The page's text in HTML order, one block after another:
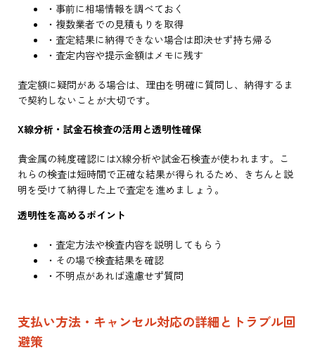
・事前に相場情報を調べておく
・複数業者での見積もりを取得
・査定結果に納得できない場合は即決せず持ち帰る
・査定内容や提示金額はメモに残す
査定額に疑問がある場合は、理由を明確に質問し、納得するま
で契約しないことが大切です。
X線分析・試金石検査の活用と透明性確保
貴金属の純度確認にはX線分析や試金石検査が使われます。こ
れらの検査は短時間で正確な結果が得られるため、きちんと説
明を受けて納得した上で査定を進めましょう。
透明性を高めるポイント
・査定方法や検査内容を説明してもらう
・その場で検査結果を確認
・不明点があれば遠慮せず質問
支払い方法・キャンセル対応の詳細とトラブル回
避策